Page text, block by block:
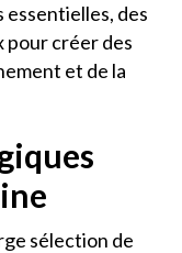
des
pour créer des
et de la
sélection de